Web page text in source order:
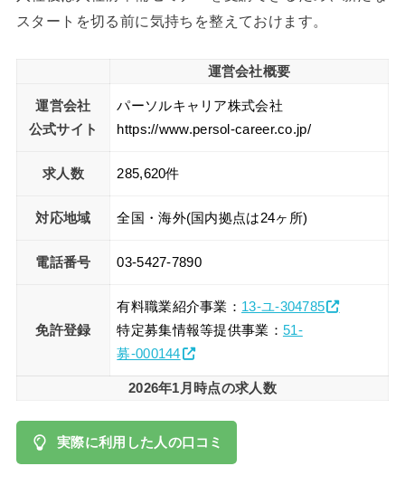
スタートを切る前に気持ちを整えておけます。
運営会社概要
運営会社
公式サイト
パーソルキャリア株式会社
https://www.persol-career.co.jp/
求人数 285,620件
対応地域 全国・海外(国内拠点は24ヶ所)
電話番号 03-5427-7890
免許登録
有料職業紹介事業： 13-ユ-304785
特定募集情報等提供事業： 51-
募-000144
2026年1月時点の求人数
実際に利用した人の口コミ